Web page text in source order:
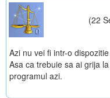
(22
Azi nu vei fi intr-o
Asa ca trebuie sa ai grija
programul azi.